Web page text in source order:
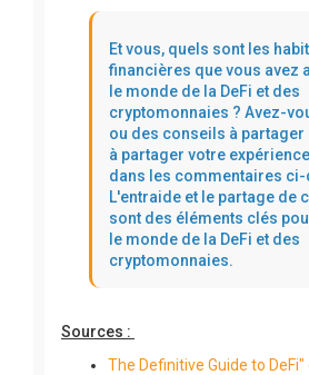
Et vous, quels sont les
financières que vous avez
le monde de la DeFi et des
cryptomonnaies ? Avez-
ou des conseils à partager
à partager votre
dans les commentaires
L'entraide et le partage de
sont des éléments clés
le monde de la DeFi et des
cryptomonnaies.
Sources :
The Definitive Guide to DeFi"